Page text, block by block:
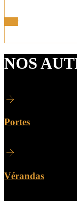
NOS
Portes
Vérandas